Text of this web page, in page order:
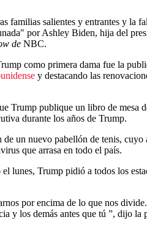
familias salientes y entrantes y la
por Ashley Biden, hija del
de NBC.
como primera dama fue la
y destacando las
Trump publique un libro de mesa
durante los años de Trump.
un nuevo pabellón de tenis, cuyo
que arrasa en todo el país.
lunes, Trump pidió a todos los
por encima de lo que nos
y los demás antes que tú ”, dijo la